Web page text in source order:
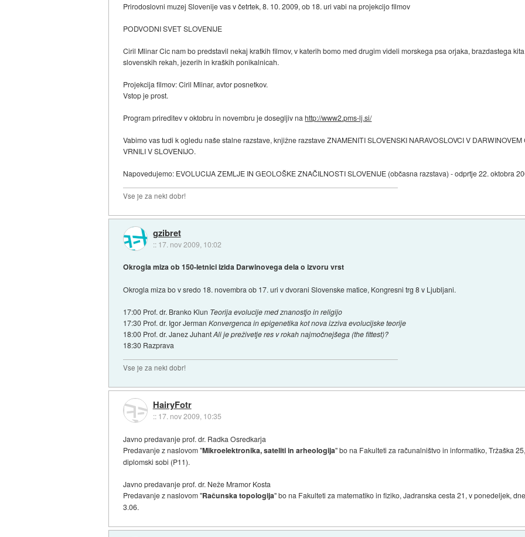
Prirodoslovni muzej Slovenije vas v četrtek, 8. 10. 2009, ob 18. uri vabi na projekcijo filmov
PODVODNI SVET SLOVENIJE
Ciril Mlinar Cic nam bo predstavil nekaj kratkih filmov, v katerih bomo med drugim videli morskega psa orjaka, brazdastega
slovenskih rekah, jezerih in kraških ponikalnicah.
Projekcija filmov: Ciril Mlinar, avtor posnetkov.
Vstop je prost.
Program prireditev v oktobru in novembru je dosegljiv nahttp://www2.pms-lj.si/
Vabimo vas tudi k ogledu naše stalne razstave, knjižne razstave ZNAMENITI SLOVENSKI NARAVOSLOVCI V
VRNILI V SLOVENIJO.
Napovedujemo: EVOLUCIJA ZEMLJE IN GEOLOŠKE ZNAČILNOSTI SLOVENIJE (občasna razstava) - odprtje 22. oktobra
Vse je za neki dobr!
gzibret
:: 17. nov 2009, 10:02
Okrogla miza ob 150-letnici izida Darwinovega dela o izvoru vrst
Okrogla miza bo v sredo 18. novembra ob 17. uri v dvorani Slovenske matice, Kongresni trg 8 v Ljubljani.
17:00 Prof. dr. Branko Klun Teorija evolucije med znanostjo in religijo
17:30 Prof. dr. Igor JermanKonvergenca in epigenetika kot nova izziva evolucijske teorije
18:00 Prof. dr. Janez JuhantAli je preživetje res v rokah najmočnejšega (the fittest)?
18:30 Razprava
Vse je za neki dobr!
HairyFotr
:: 17. nov 2009, 10:35
Javno predavanje prof. dr. Radka Osredkarja
Predavanje z naslovom "Mikroelektronika, sateliti in arheologija" bo na Fakulteti za računalništvo in informatiko, Tržaška
diplomski sobi (P11).
Javno predavanje prof. dr. Neže Mramor Kosta
Predavanje z naslovom "Računska topologija" bo na Fakulteti za matematiko in fiziko, Jadranska cesta 21, v ponedeljek,
3.06.